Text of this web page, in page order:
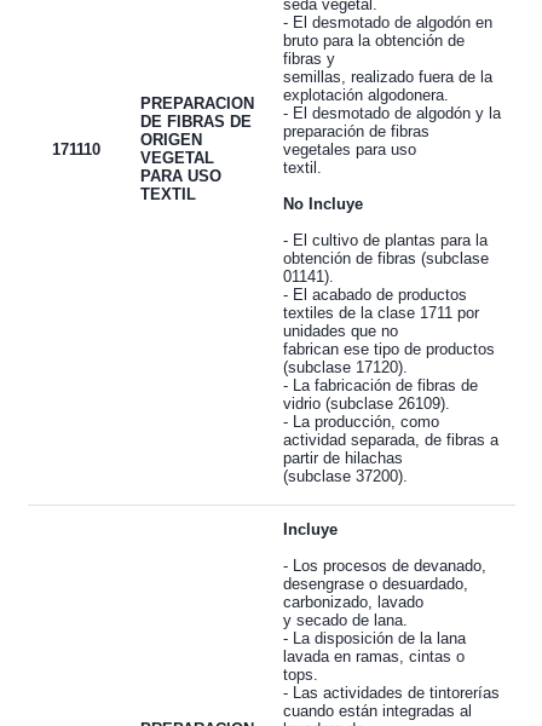
171110
PREPARACION
DE FIBRAS DE
ORIGEN
VEGETAL
PARA USO
TEXTIL
seda vegetal.
- El desmotado de algodón en
bruto para la obtención de
fibras y
semillas, realizado fuera de la
explotación algodonera.
- El desmotado de algodón y la
preparación de fibras
vegetales para uso
textil.
No Incluye
- El cultivo de plantas para la
obtención de fibras (subclase
01141).
- El acabado de productos
textiles de la clase 1711 por
unidades que no
fabrican ese tipo de productos
(subclase 17120).
- La fabricación de fibras de
vidrio (subclase 26109).
- La producción, como
actividad separada, de fibras a
partir de hilachas
(subclase 37200).
Incluye
- Los procesos de devanado,
desengrase o desuardado,
carbonizado, lavado
y secado de lana.
- La disposición de la lana
lavada en ramas, cintas o
tops.
- Las actividades de tintorerías
cuando están integradas al